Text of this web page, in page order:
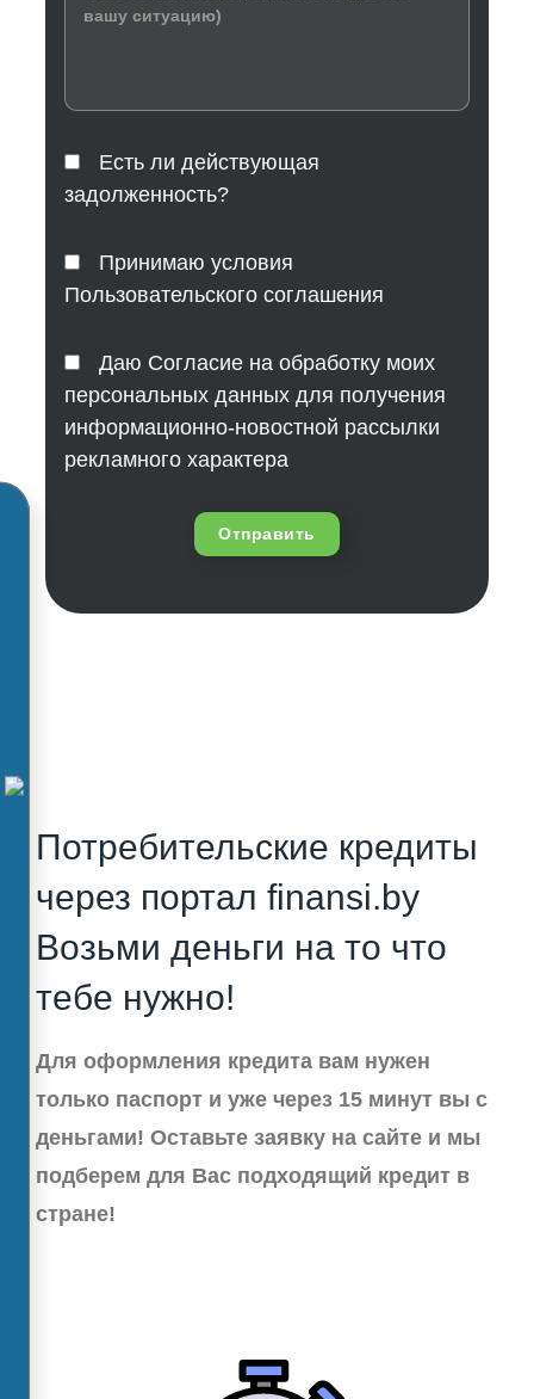
Есть ли действующая
задолженность?
Принимаю условия
Пользовательского соглашения
Даю Согласие на обработку моих
персональных данных для получения
информационно-новостной рассылки
рекламного характера
Отправить
Потребительские кредиты
через портал finansi.by
Возьми деньги на то что
тебе нужно!
Для оформления кредита вам нужен
только паспорт и уже через 15 минут вы с
деньгами! Оставьте заявку на сайте и мы
подберем для Вас подходящий кредит в
стране!